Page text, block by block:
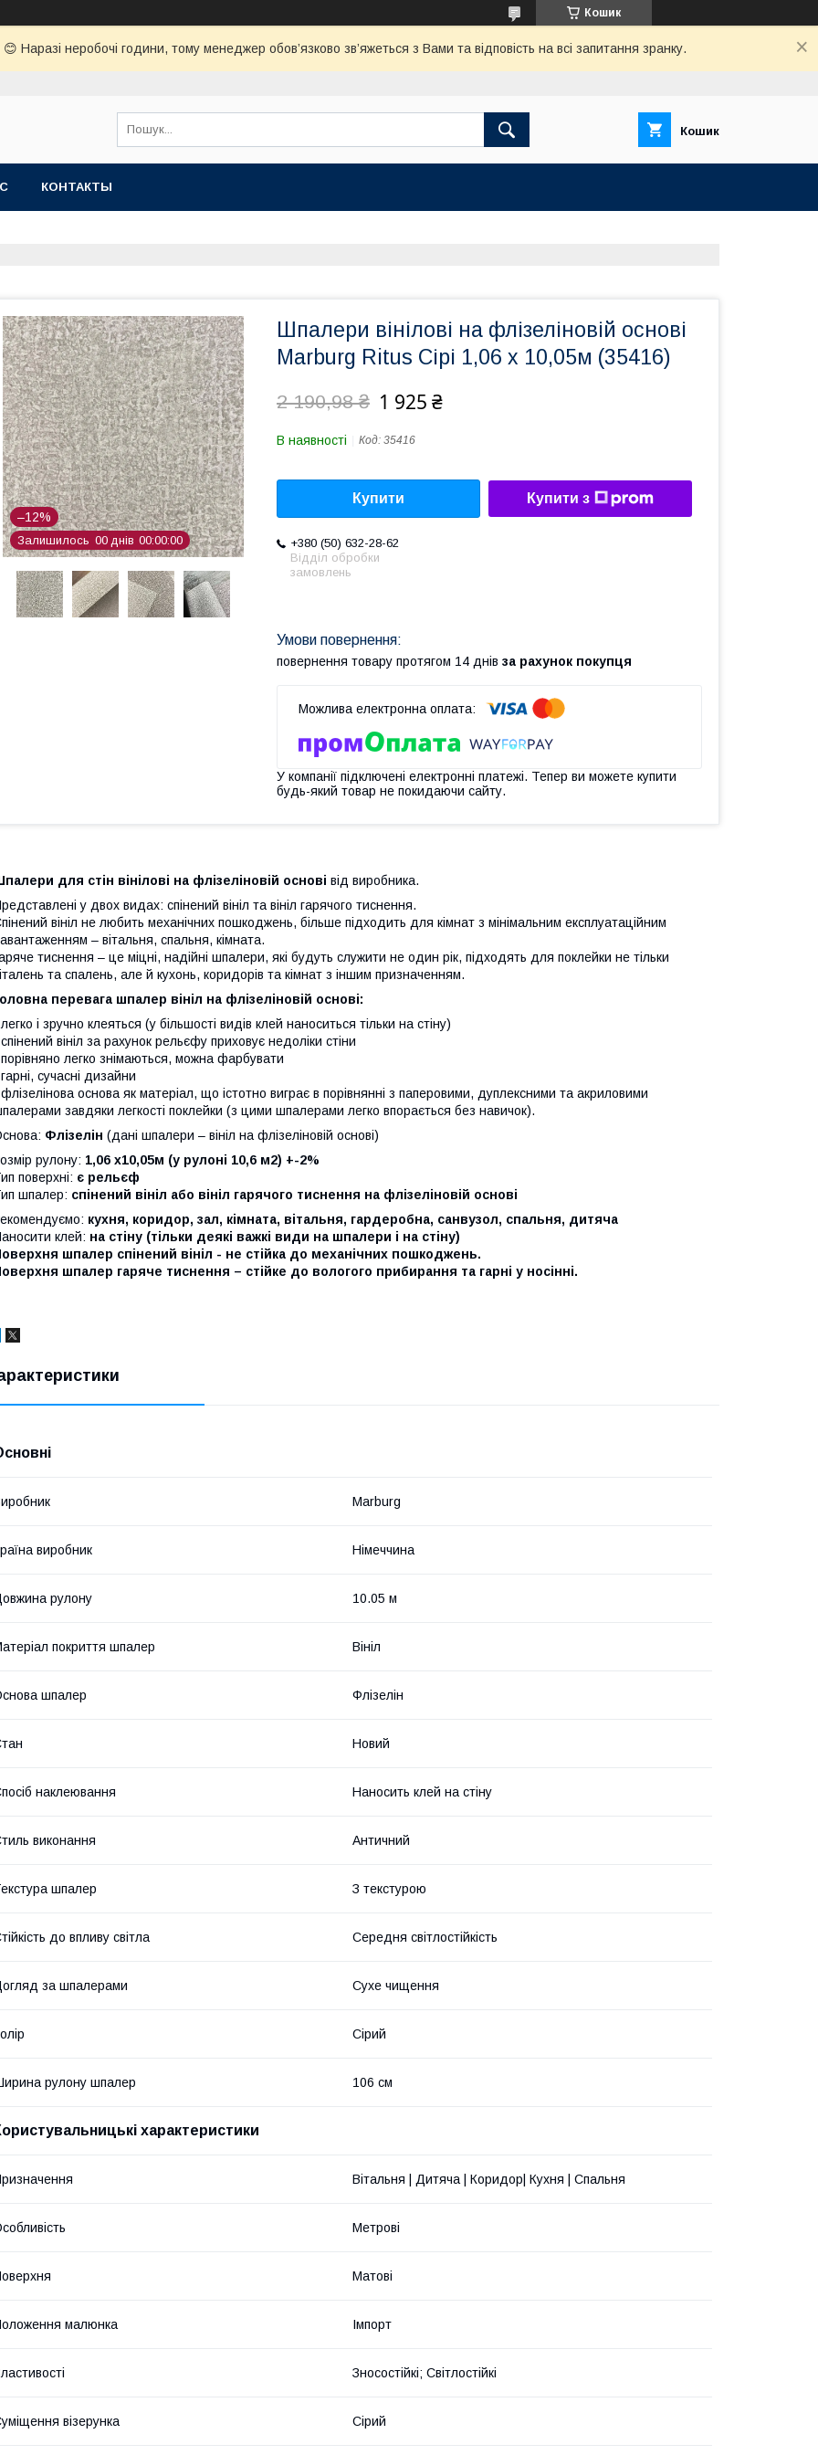
Кошик
Наразі неробочі години, тому менеджер обов’язково зв’яжеться з Вами та відповість на всі запитання зранку.
Кошик
КОНТАКТЫ
–12%
Залишилось 00 днів 00 00 00
Шпалери вінілові на флізеліновій основі
Marburg Ritus Сірі 1,06 х 10,05м (35416)
2 190,98 ₴ 1 925 ₴
В наявності Код: 35416
Купити Купити з
+380 (50) 632-28-62
Відділ обробки
замовлень
повернення товару протягом 14 днів за рахунок покупця
У компанії підключені електронні платежі. Тепер ви можете купити
будь-який товар не покидаючи сайту.
для стін вінілові на флізеліновій основі від виробника.
у двох видах: спінений вініл та вініл гарячого тиснення.
вініл не любить механічних пошкоджень, більше підходить для кімнат з мінімальним експлуатаційним
– вітальня, спальня, кімната.
тиснення – це міцні, надійні шпалери, які будуть служити не один рік, підходять для поклейки не тільки
та спалень, але й кухонь, коридорів та кімнат з іншим призначенням.
перевага шпалер вініл на флізеліновій основі:
і зручно клеяться (у більшості видів клей наноситься тільки на стіну)
вініл за рахунок рельєфу приховує недоліки стіни
легко знімаються, можна фарбувати
сучасні дизайни
основа як матеріал, що істотно виграє в порівнянні з паперовими, дуплексними та акриловими
завдяки легкості поклейки (з цими шпалерами легко впорається без навичок).
Флізелін (дані шпалери – вініл на флізеліновій основі)
рулону: 1,06 х10,05м (у рулоні 10,6 м2) +-2%
поверхні: є рельєф
шпалер: спінений вініл або вініл гарячого тиснення на флізеліновій основі
кухня, коридор, зал, кімната, вітальня, гардеробна, санвузол, спальня, дитяча
клей: на стіну (тільки деякі важкі види на шпалери і на стіну)
шпалер спінений вініл - не стійка до механічних пошкоджень.
шпалер гаряче тиснення – стійке до вологого прибирання та гарні у носінні.
Marburg
виробник Німеччина
рулону 10.05 м
покриття шпалер Вініл
шпалер Флізелін
Новий
наклеювання Наносить клей на стіну
виконання Античний
шпалер З текстурою
до впливу світла Середня світлостійкість
за шпалерами Сухе чищення
Сірий
рулону шпалер 106 см
характеристики
Вітальня | Дитяча | Коридор| Кухня | Спальня
Метрові
Матові
малюнка Імпорт
Зносостійкі; Світлостійкі
візерунка Сірий